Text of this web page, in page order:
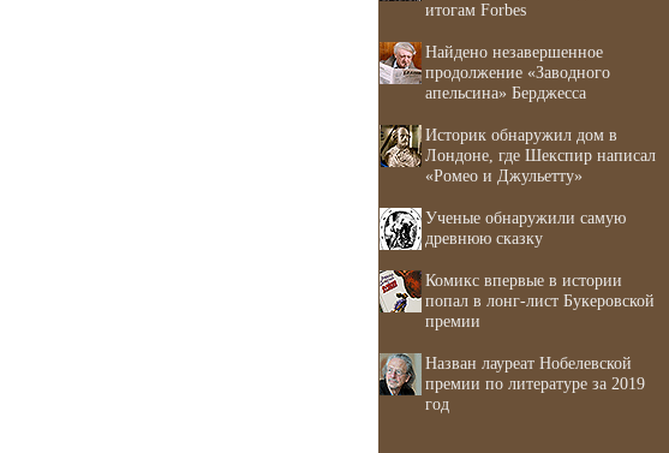
итогам Forbes
Найдено незавершенное
продолжение «Заводного
апельсина» Берджесса
Историк обнаружил дом в
Лондоне, где Шекспир написал
«Ромео и Джульетту»
Ученые обнаружили самую
древнюю сказку
Комикс впервые в истории
попал в лонг-лист Букеровской
премии
Назван лауреат Нобелевской
премии по литературе за 2019
год